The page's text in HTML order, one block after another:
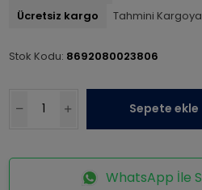
Ücretsiz kargo
Tahmini
Stok Kodu: 8692080023806
Sepete ekle
WhatsApp İle